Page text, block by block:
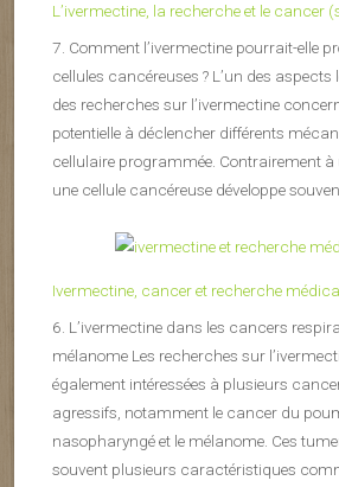
L’ivermectine, la recherche et le cancer
7. Comment l’ivermectine pourrait-elle
cellules cancéreuses ? L’un des
des recherches sur l’ivermectine
potentielle à déclencher différents
cellulaire programmée. Contrairement à
une cellule cancéreuse développe
Ivermectine, cancer et recherche
6. L’ivermectine dans les cancers
mélanome Les recherches sur
également intéressées à plusieurs
agressifs, notamment le cancer du
nasopharyngé et le mélanome. Ces
souvent plusieurs caractéristiques